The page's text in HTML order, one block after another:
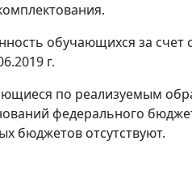
обучающихся за счет
г.
по реализуемым
федерального
бюджетов отсутствуют.